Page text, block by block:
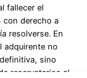
fallecer el
con derecho a
resolverse. En
adquirente no
sino
reservatarios al